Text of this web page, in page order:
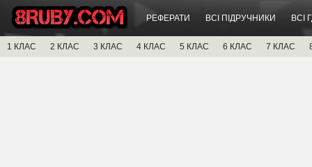
РЕФЕРАТИ ВСІ ПІДРУЧНИКИ ВСІ
1 КЛАС 2 КЛАС 3 КЛАС 4 КЛАС 5 КЛАС 6 КЛАС 7 КЛАС